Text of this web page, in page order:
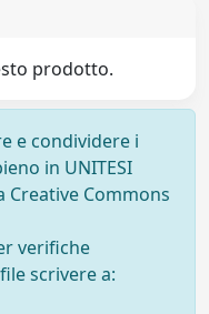
prodotto.
e condividere i
in UNITESI
Creative Commons
verifiche
scrivere a: